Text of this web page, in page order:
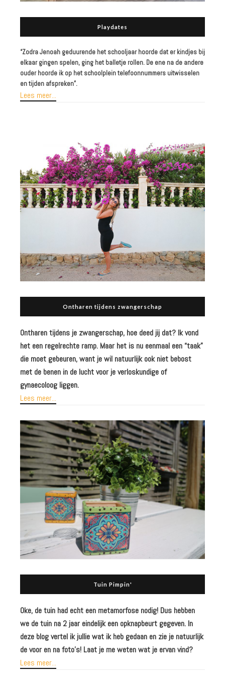
Playdates
“Zodra Jenoah geduurende het schooljaar hoorde dat er kindjes bij
elkaar gingen spelen, ging het balletje rollen. De ene na de andere
ouder hoorde ik op het schoolplein telefoonnummers uitwisselen
en tijden afspreken”.
Lees meer...
Ontharen tijdens zwangerschap
Ontharen tijdens je zwangerschap, hoe deed jij dat? Ik vond
het een regelrechte ramp. Maar het is nu eenmaal een “taak”
die moet gebeuren, want je wil natuurlijk ook niet bebost
met de benen in de lucht voor je verloskundige of
gynaecoloog liggen.
Lees meer...
Tuin Pimpin'
Oke, de tuin had echt een metamorfose nodig! Dus hebben
we de tuin na 2 jaar eindelijk een opknapbeurt gegeven. In
deze blogvertel ik jullie wat ik heb gedaan en zie je natuurlijk
de voor en na foto’s! Laat je me weten wat je ervan vind?
Lees meer...